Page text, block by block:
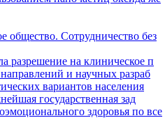
общество. Сотрудничество без
разрешение на клиническое п
и научных разраб
вариантов населения
государственная зад
здоровья по все